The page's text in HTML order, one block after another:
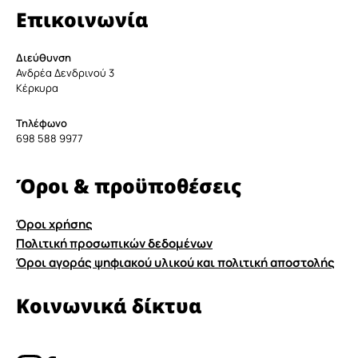
Επικοινωνία
Διεύθυνση
Ανδρέα Δενδρινού 3
Κέρκυρα
Τηλέφωνο
698 588 9977
Όροι & προϋποθέσεις
Όροι χρήσης
Πολιτική προσωπικών δεδομένων
Όροι αγοράς ψηφιακού υλικού και πολιτική αποστολής
Κοινωνικά δίκτυα